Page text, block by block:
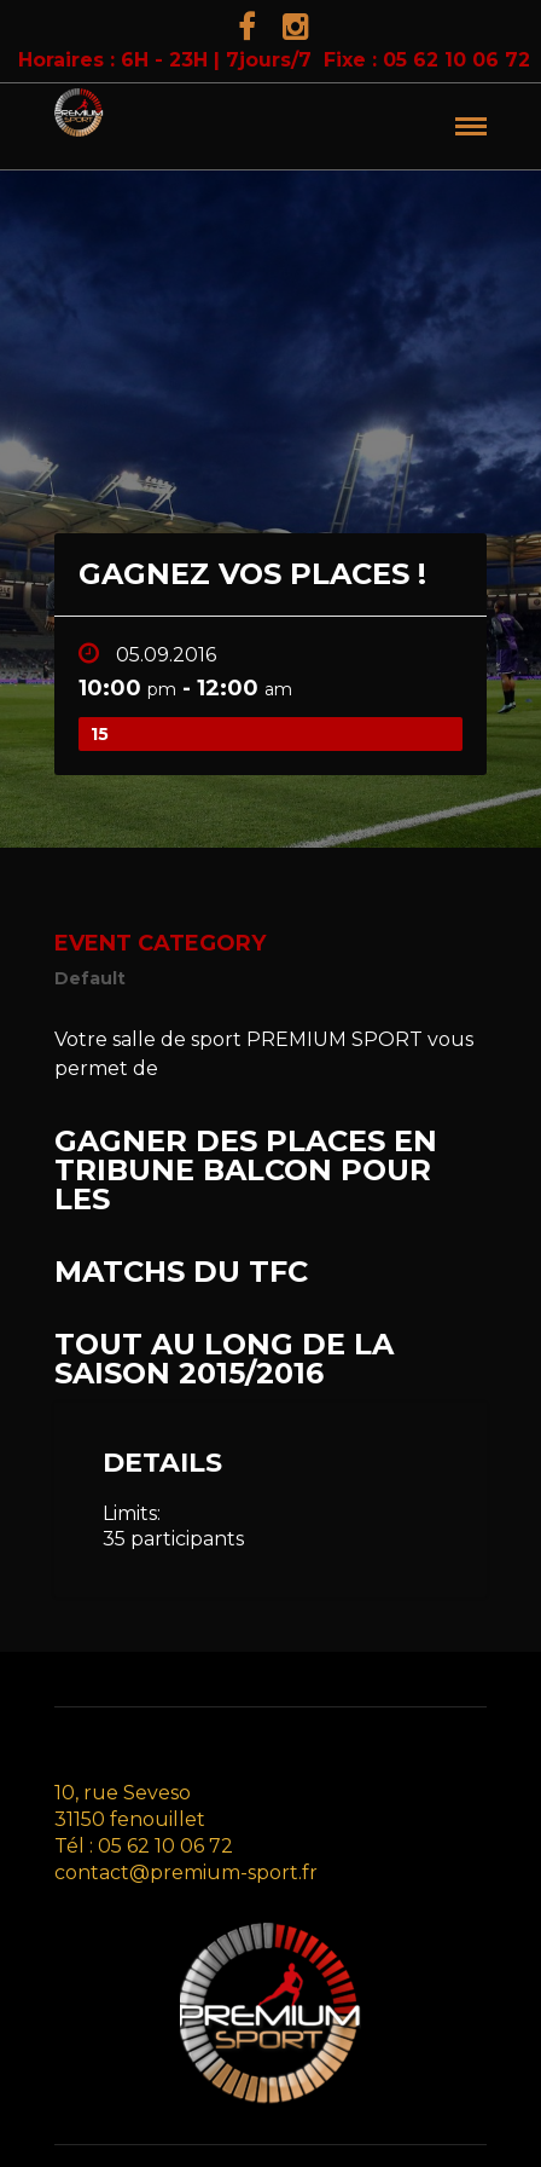
Horaires : 6H - 23H | 7jours/7 Fixe : 05 62 10 06 72
GAGNEZ VOS PLACES !
05.09.2016
10:00 pm - 12:00 am
15
EVENT CATEGORY
Default
Votre salle de sport PREMIUM SPORT vous
permet de
GAGNER DES PLACES EN
TRIBUNE BALCON POUR
LES
MATCHS DU TFC
TOUT AU LONG DE LA
SAISON 2015/2016
DETAILS
Limits:
35 participants
10, rue Seveso
31150 fenouillet
Tél : 05 62 10 06 72
contact@premium-sport.fr